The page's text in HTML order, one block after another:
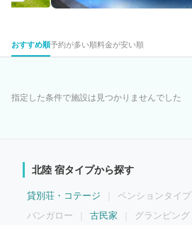
おすすめ順予約が多い順料金が安い順
指定した条件で施設は見つかりませんでした
北陸 宿タイプから探す
貸別荘・コテージ ペンションタイプ
バンガロー
古民家 グランピング